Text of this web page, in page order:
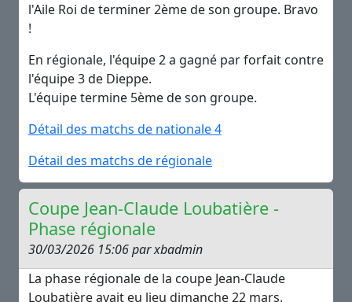
l'Aile Roi de terminer 2ème de son groupe. Bravo
!
En régionale, l'équipe 2 a gagné par forfait contre
l'équipe 3 de Dieppe.
L'équipe termine 5ème de son groupe.
Détail des matchs de nationale 4
Détail des matchs de régionale
Coupe Jean-Claude Loubatière -
Phase régionale
30/03/2026 15:06 par xbadmin
La phase régionale de la coupe Jean-Claude
Loubatière avait eu lieu dimanche 22 mars.